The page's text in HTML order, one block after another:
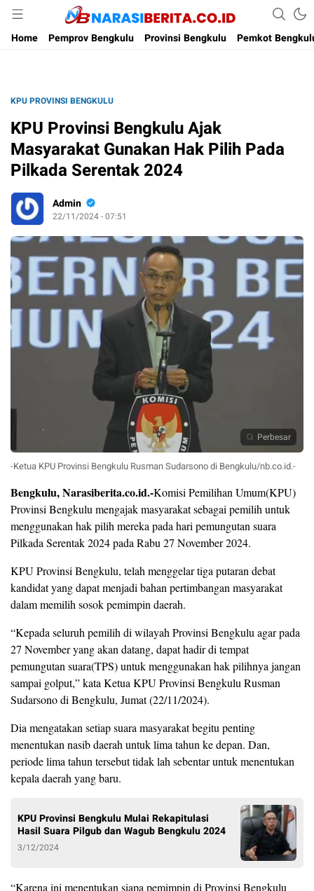
Narasi Berita
Home
Pemprov Bengkulu Provinsi Bengkulu Pemkot
KPU PROVINSI BENGKULU
KPU Provinsi Bengkulu Ajak
Masyarakat Gunakan Hak Pilih Pada
Pilkada Serentak 2024
Admin
22/11/2024 - 07:51
Perbesar
-Ketua KPU Provinsi Bengkulu Rusman Sudarsono di Bengkulu/nb.co.id.-
Bengkulu, Narasiberita.co.id.-Komisi Pemilihan Umum(KPU)
Provinsi Bengkulu mengajak masyarakat sebagai pemilih untuk
menggunakan hak pilih mereka pada hari pemungutan suara
Pilkada Serentak 2024 pada Rabu 27 November 2024.
KPU Provinsi Bengkulu, telah menggelar tiga putaran debat
kandidat yang dapat menjadi bahan pertimbangan masyarakat
dalam memilih sosok pemimpin daerah.
“Kepada seluruh pemilih di wilayah Provinsi Bengkulu agar pada
27 November yang akan datang, dapat hadir di tempat
pemungutan suara(TPS) untuk menggunakan hak pilihnya jangan
sampai golput,” kata Ketua KPU Provinsi Bengkulu Rusman
Sudarsono di Bengkulu, Jumat (22/11/2024).
Dia mengatakan setiap suara masyarakat begitu penting
menentukan nasib daerah untuk lima tahun ke depan. Dan,
periode lima tahun tersebut tidak lah sebentar untuk menentukan
kepala daerah yang baru.
KPU Provinsi Bengkulu Mulai Rekapitulasi
Hasil Suara Pilgub dan Wagub Bengkulu 2024
3/12/2024
“Karena ini menentukan siapa pemimpin di Provinsi Bengkulu